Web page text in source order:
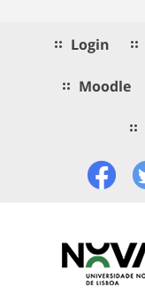
Login
Moodle